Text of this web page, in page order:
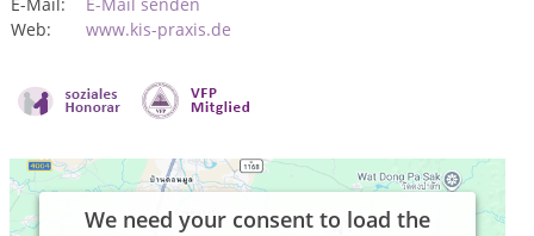
Web:
www.kis-praxis.de
We need your consent to load the